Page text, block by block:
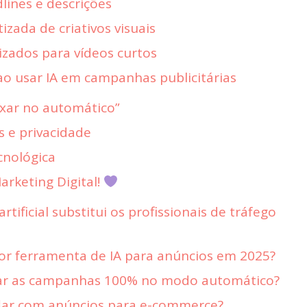
e descrições
de criativos visuais
para vídeos curtos
usar IA em campanhas publicitárias
no automático”
e privacidade
Digital!
substitui os profissionais de tráfego
ferramenta de IA para anúncios em 2025?
as campanhas 100% no modo automático?